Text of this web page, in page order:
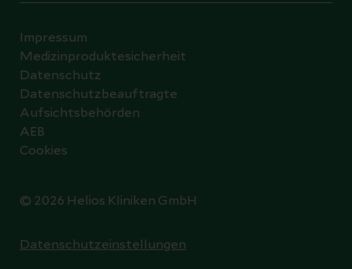
© 2026 Helios Kliniken GmbH
Impressum
Medizinproduktesicherheit
Datenschutz
Datenschutzbeauftragte
Aufsichtsbehörden
AEB
Cookies
Datenschutzeinstellungen